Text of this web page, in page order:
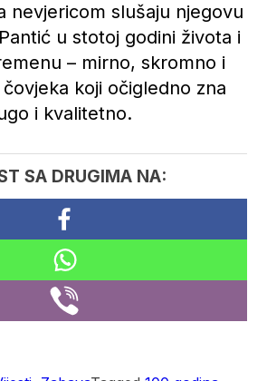
nevjericom slušaju njegovu
u stotoj godini života i
– mirno, skromno i
koji očigledno zna
i kvalitetno.
SA DRUGIMA NA: